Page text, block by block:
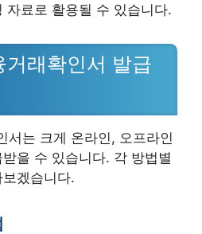
자료로 활용될 수 있습니다.
거래확인서 발급
서는 크게 온라인, 오프라인
을 수 있습니다. 각 방법별
겠습니다.